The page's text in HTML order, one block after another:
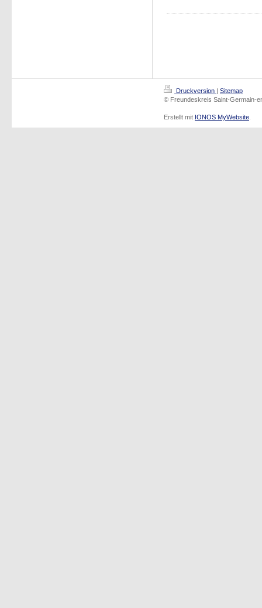
Druckversion | Sitemap
© Freundeskreis Saint-Germain-
Erstellt mit IONOS MyWebsite